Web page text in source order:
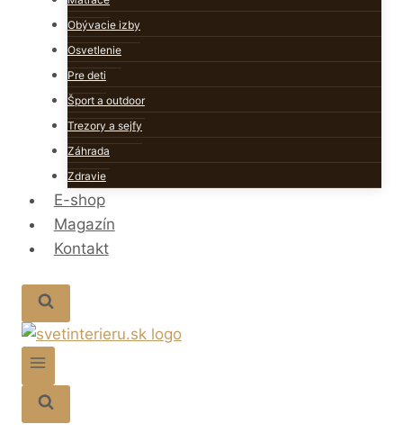
Obývacie izby
Osvetlenie
Pre deti
Šport a outdoor
Trezory a sejfy
Záhrada
Zdravie
E-shop
Magazín
Kontakt